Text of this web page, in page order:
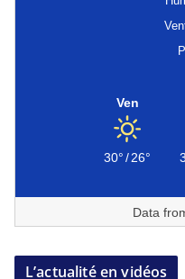
Ven
30°/26°
Data
L’actualité en vidéos